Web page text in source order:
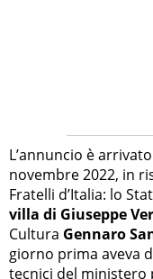
L’annuncio è
novembre 2022, in
Fratelli d’Italia: lo
villa di Giuseppe
Cultura Gennaro
giorno prima aveva
tecnici del ministero